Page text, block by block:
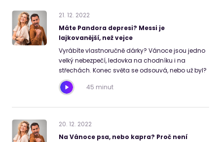
21. 12. 2022
Máte Pandora depresi? Messi je
lajkovanější, než vejce
Vyrábíte vlastnoručně dárky? Vánoce jsou jedno
velký nebezpečí, ledovka na chodníku i na
střechách. Konec světa se odsouvá, nebo už byl?
45 minut
20. 12. 2022
Na Vánoce psa, nebo kapra? Proč není